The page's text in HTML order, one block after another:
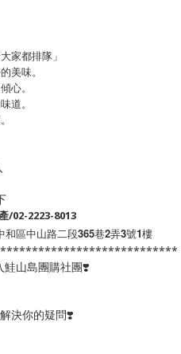
家都排隊」
美味。
心。
道。
。
/02-2223-8013
和區中山路二段365巷2弄3號1樓
鮭山島團購社團❣️
決你的疑問❣️